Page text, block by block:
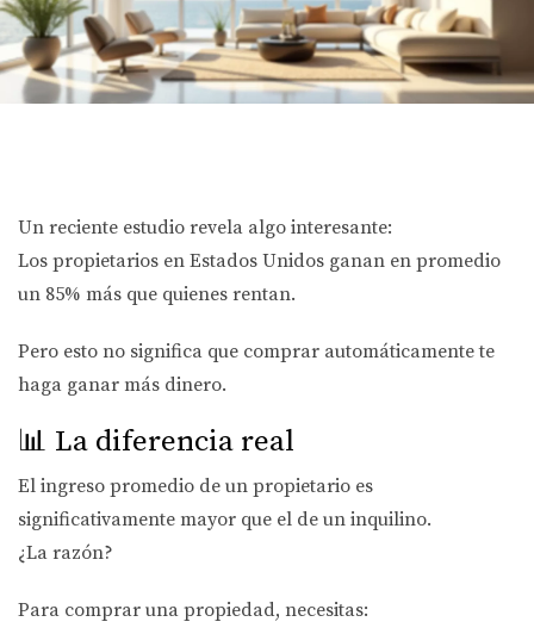
Un reciente estudio revela algo interesante:
Los propietarios en Estados Unidos ganan en promedio
un 85% más que quienes rentan.
Pero esto no significa que comprar automáticamente te
haga ganar más dinero.
📊 La diferencia real
El ingreso promedio de un propietario es
significativamente mayor que el de un inquilino.
¿La razón?
Para comprar una propiedad, necesitas: